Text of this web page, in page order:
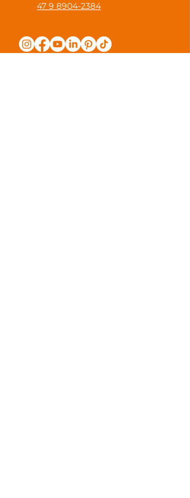
47 9 8904-2384